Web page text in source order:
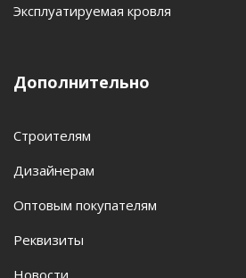
Эксплуатируемая кровля
Дополнительно
Строителям
Дизайнерам
Оптовым покупателям
Реквизиты
Новости